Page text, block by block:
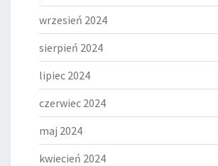
wrzesień 2024
sierpień 2024
lipiec 2024
czerwiec 2024
maj 2024
kwiecień 2024